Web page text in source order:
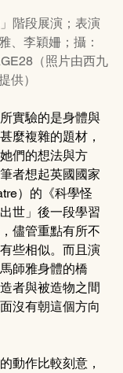
階段展演；表演
、李穎姍；攝：
（照片由西九
供）
實驗的是身體與
麼複雜的題材，
們的想法與方
者想起英國國家
）的《科學怪
世」後一段學習
儘管重點有所不
些相似。而且演
師雅身體的橋
者與被造物之間
沒有朝這個方向
動作比較刻意，